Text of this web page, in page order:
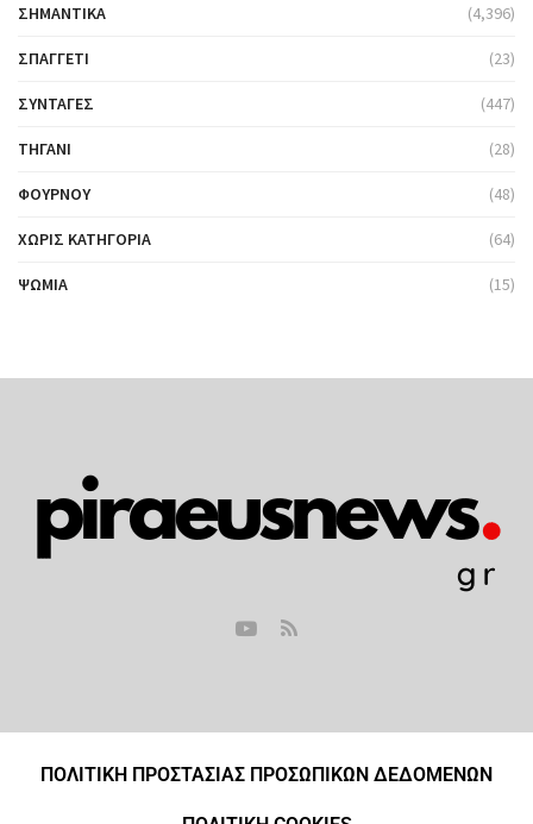
ΣΗΜΑΝΤΙΚΆ (4,396)
ΣΠΑΓΓΈΤΙ (23)
ΣΥΝΤΑΓΈΣ (447)
ΤΗΓΆΝΙ (28)
ΦΟΎΡΝΟΥ (48)
ΧΩΡΊΣ ΚΑΤΗΓΟΡΊΑ (64)
ΨΩΜΙΆ (15)
ΠΟΛΙΤΙΚΗ ΠΡΟΣΤΑΣΙΑΣ ΠΡΟΣΩΠΙΚΩΝ ΔΕΔΟΜΕΝΩΝ